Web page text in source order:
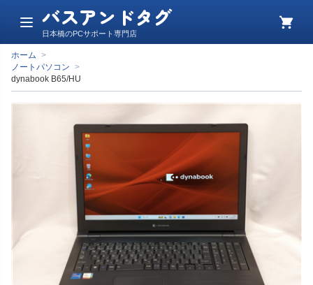
メ
ュ
ー
バスアンドタグ
日本橋のPCサポート専門店
カ
ホーム >
ノートパソコン >
dynabook B65/HU